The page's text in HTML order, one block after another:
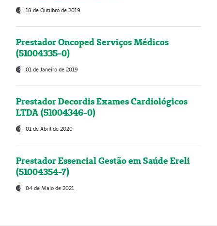
18 de Outubro de 2019
Prestador Oncoped Serviços Médicos
(51004335-0)
01 de Janeiro de 2019
Prestador Decordis Exames Cardiológicos
LTDA (51004346-0)
01 de Abril de 2020
Prestador Essencial Gestão em Saúde Ereli
(51004354-7)
04 de Maio de 2021